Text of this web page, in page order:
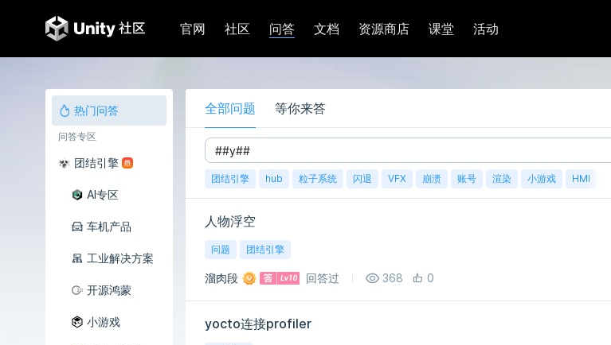
官网 社区 问答 文档 资源商店 课堂 活动
热门问答
问答专区
团结引擎
AI专区
车机产品
工业解决方案
开源鸿蒙
小游戏
全部问题 等你来答
团结引擎 hub 粒子系统 闪退 VFX 崩溃 账号 渲染 小游戏 HMI
人物浮空
问题 团结引擎
溜肉段 回答过 368 0
yocto连接profiler